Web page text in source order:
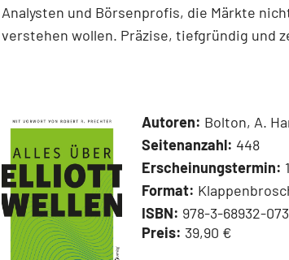
Analysten und Börsenprofis, die Märkte
verstehen wollen. Präzise, tiefgründig und
Autoren: Bolton, A.
Seitenanzahl: 448
Erscheinungstermin:
Format:
ISBN: 978-3-68932-
Preis: 39,90 €